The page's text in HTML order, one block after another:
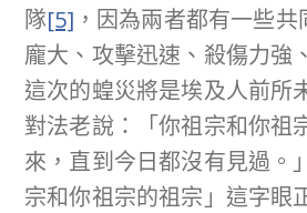
隊[5] ，因為兩者都有一些
龐大、攻擊迅速、殺傷力強
這次的蝗災將是埃及人前所
對法老說：「你祖宗和你祖
來，直到今日都沒有見過。
宗和你祖宗的祖宗」這字眼